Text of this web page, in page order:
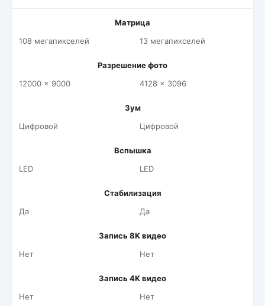
Матрица
108 мегапикселей
13 мегапикселей
Разрешение фото
12000 x 9000
4128 x 3096
Зум
Цифровой
Цифровой
Вспышка
LED
LED
Стабилизация
Да
Да
Запись 8K видео
Нет
Нет
Запись 4K видео
Нет
Нет